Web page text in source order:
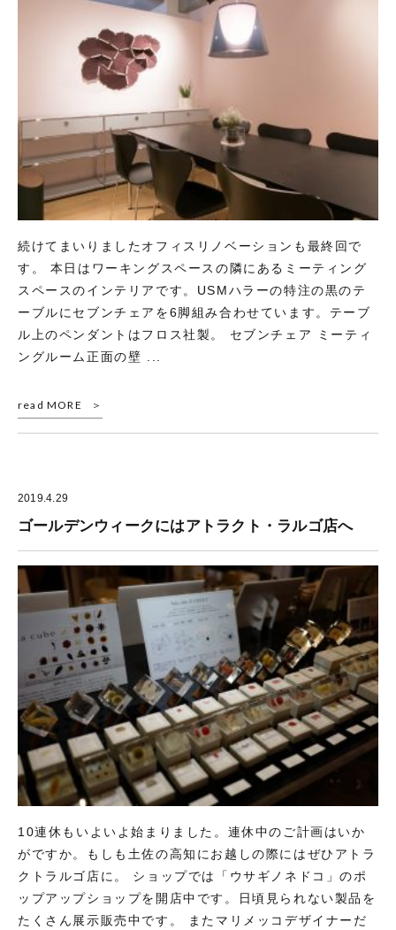
続けてまいりましたオフィスリノベーションも最終回で
す。 本日はワーキングスペースの隣にあるミーティング
スペースのインテリアです。USMハラーの特注の黒のテ
ーブルにセブンチェアを6脚組み合わせています。テーブ
ル上のペンダントはフロス社製。 セブンチェア ミーティ
ングルーム正面の壁 ...
read MORE
2019.4.29
ゴールデンウィークにはアトラクト・ラルゴ店へ
10連休もいよいよ始まりました。連休中のご計画はいか
がですか。もしも土佐の高知にお越しの際にはぜひアトラ
クトラルゴ店に。 ショップでは「ウサギノネドコ」のポ
ップアップショップを開店中です。日頃見られない製品を
たくさん展示販売中です。 またマリメッコデザイナーだ